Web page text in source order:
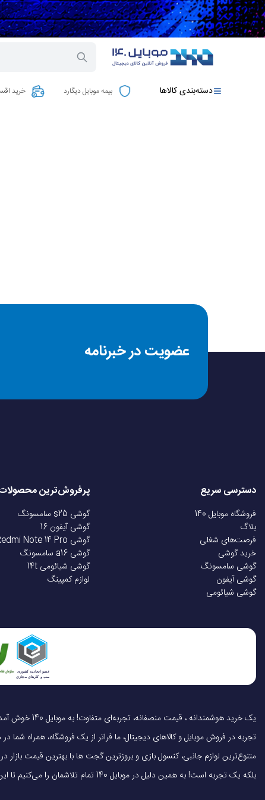
دسته‌بندی کالاها بیمه موبایل دیگارد خرید
عضویت در خبرنامه
دسترسی سریع
فروشگاه موبایل 140
بلاگ
فرصت‌های شغلی
خرید گوشی
گوشی سامسونگ
گوشی آیفون
گوشی شیائومی
پرفروش‌ترین
گوشی s25 سامسونگ
گوشی آیفون 16
گوشی Redmi Note 14 Pro
گوشی a16 سامسونگ
گوشی شیائومی 14t
لوازم کمپینگ
تجربه در فروش موبایل و کالاهای دیجیتال، ما فراتر از یک فروشگاه، همراه شما
متنوع‌ترین لوازم جانبی، کنسول بازی و بروزترین گجت ها با بهترین قیمت
بلکه یک تجربه است! به همین دلیل در موبایل 140 تمام تلاشمان را می‌کنیم تا این تجربه را سریع، آسان و کاملاً رضایت‌بخش کنیم.